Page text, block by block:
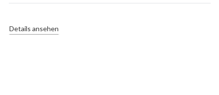
Details ansehen